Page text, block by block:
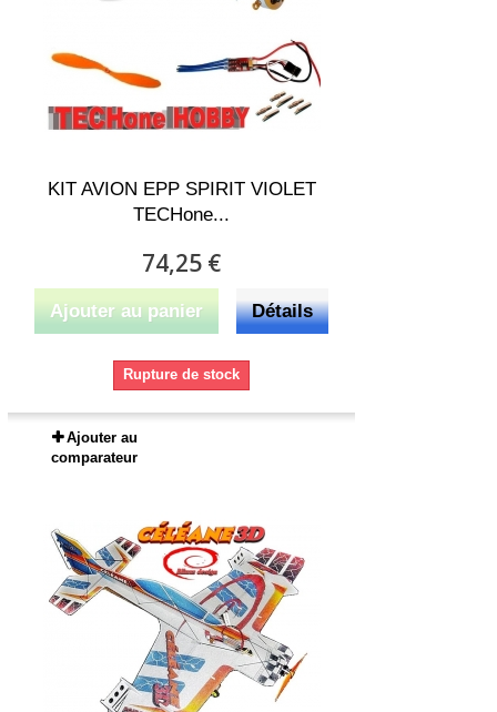
KIT AVION EPP SPIRIT VIOLET
TECHone...
74,25 €
Ajouter au panier Détails
Rupture de stock
Ajouter au
comparateur